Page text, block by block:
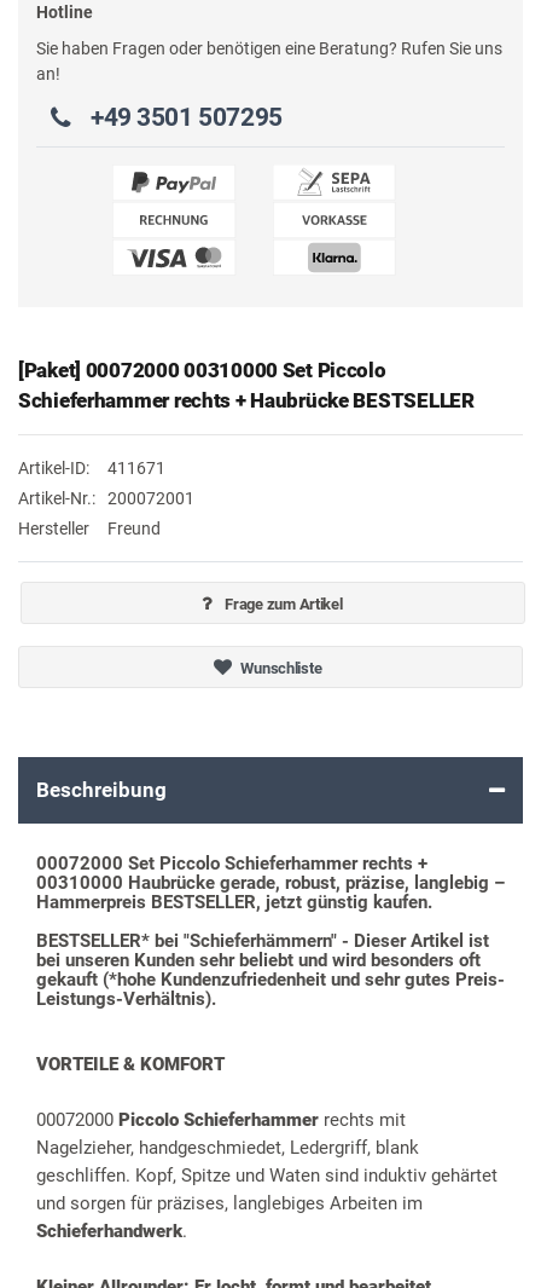
Hotline
Sie haben Fragen oder benötigen eine Beratung? Rufen Sie uns
an!
+49 3501 507295
[Paket] 00072000 00310000 Set Piccolo
Schieferhammer rechts + Haubrücke BESTSELLER
Artikel-ID:
411671
Artikel-Nr.:
200072001
Hersteller
Freund
Frage zum Artikel
Wunschliste
Beschreibung
00072000 Set Piccolo Schieferhammer rechts +
00310000 Haubrücke gerade, robust, präzise, langlebig –
Hammerpreis BESTSELLER, jetzt günstig kaufen.
BESTSELLER* bei "Schieferhämmern" - Dieser Artikel ist
bei unseren Kunden sehr beliebt und wird besonders oft
gekauft (*hohe Kundenzufriedenheit und sehr gutes Preis-
Leistungs-Verhältnis).
VORTEILE & KOMFORT
00072000 Piccolo Schieferhammer rechts mit
Nagelzieher, handgeschmiedet, Ledergriff, blank
geschliffen. Kopf, Spitze und Waten sind induktiv gehärtet
und sorgen für präzises, langlebiges Arbeiten im
Schieferhandwerk.